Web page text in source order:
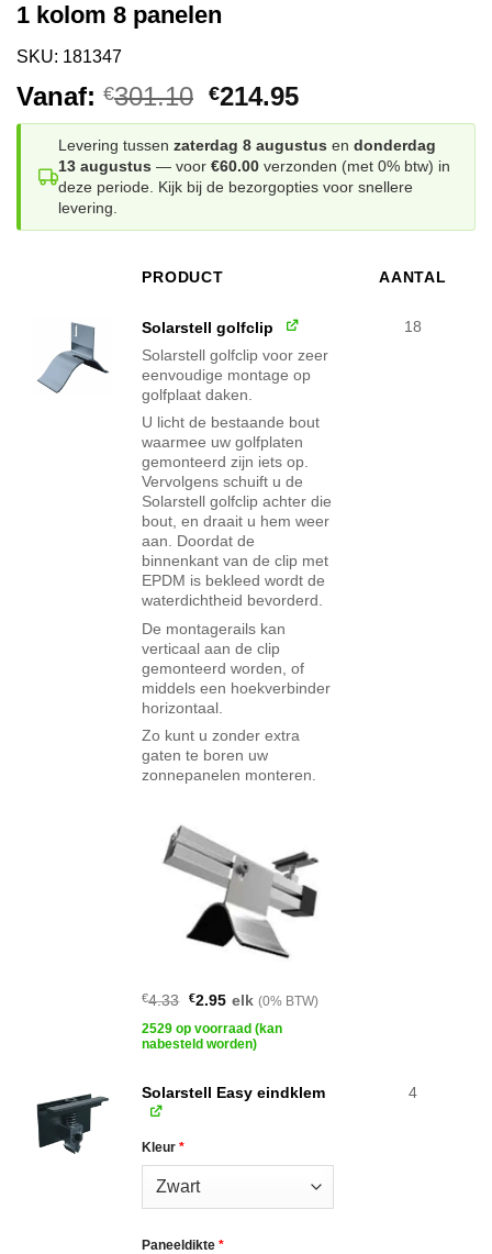
1 kolom 8 panelen
SKU: 181347
Vanaf: €301.10 Oorspronkelijke
prijs
was:
€301.10.
€214.95Huidige
prijs
is:
€214.95.
Levering tussen zaterdag 8 augustus en donderdag
13 augustus — voor €60.00 verzonden (met 0% btw) in
deze periode. Kijk bij de bezorgopties voor snellere
levering.
PRODUCT AANTAL
Solarstell golfclip
Solarstell golfclip voor zeer
eenvoudige montage op
golfplaat daken.
U licht de bestaande bout
waarmee uw golfplaten
gemonteerd zijn iets op.
Vervolgens schuift u de
Solarstell golfclip achter die
bout, en draait u hem weer
aan. Doordat de
binnenkant van de clip met
EPDM is bekleed wordt de
waterdichtheid bevorderd.
De montagerails kan
verticaal aan de clip
gemonteerd worden, of
middels een hoekverbinder
horizontaal.
Zo kunt u zonder extra
gaten te boren uw
zonnepanelen monteren.
€4.33 Oorspronkelijke
was:
€4.33.
€2.95Huidige
is:
€2.95.
elk (0% BTW)
2529 op voorraad (kan
nabesteld worden)
18
Solarstell Easy eindklem
Kleur*
Paneeldikte*
4